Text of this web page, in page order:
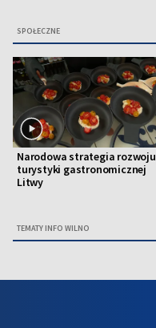
SPOŁECZNE
Narodowa strategia rozwoju
turystyki gastronomicznej
Litwy
TEMATY INFO WILNO